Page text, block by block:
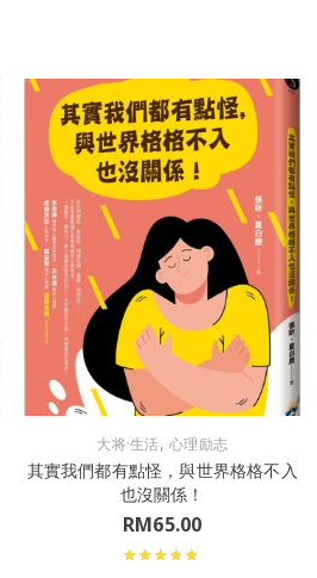
大将·生活, 心理励志
其實我們都有點怪，與世界格格不入
也沒關係！
RM65.00